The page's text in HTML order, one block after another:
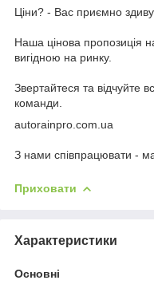
Ціни? - Вас приємно
Наша цінова пропозиція
вигідною на ринку.
Звертайтеся та відчуйте
команди.
autorainpro.com.ua
З нами співпрацювати -
Приховати
Характеристики
Основні